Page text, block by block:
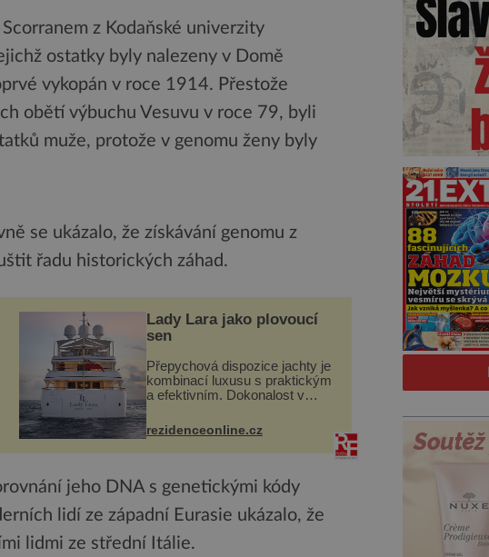
z Kodaňské univerzity
ostatky byly nalezeny v Domě
vykopán v roce 1914. Přestože
obětí výbuchu Vesuvu v roce 79, byli
muže, protože v genomu ženy byly
se ukázalo, že získávání genomu z
řadu historických záhad.
Lady Lara jako plovoucí
sen
Přepychová dispozice jachty je
kombinací luxusu s praktickým
a efektivním. Dokonalost v
značka Fendi Casa, kterou byly
vybaveny její paluby. Monacký
přístav nabízí každoročn...
rezidenceonline.cz
jeho DNA s genetickými kódy
lidí ze západní Eurasie ukázalo, že
lidmi ze střední Itálie.